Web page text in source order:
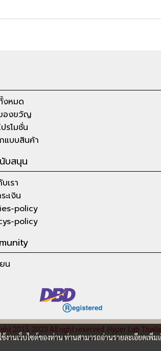
งหมด
องขวัญ
รโมชั่น
แบบสินค้า
บสนุน
เรา
ะเงิน
policy
policy
น
2015-2023 All right reserved. Hyper Lab
านเว็บไซต์ของท่าน ท่านสามารถอ่านรายละเอียดเพิ่ม